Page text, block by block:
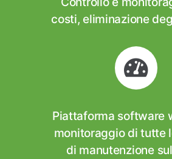
costi, eliminazione
Piattaforma software
monitoraggio di tutte
di manutenzione